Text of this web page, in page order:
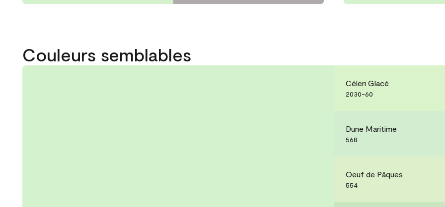
Couleurs semblables
Céleri Glacé
2030-60
Dune Maritime
568
Oeuf de Pâques
554